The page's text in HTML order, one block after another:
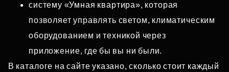
систему «Умная квартира», которая
позволяет управлять светом, климатическим
оборудованием и техникой через
приложение, где бы вы ни были.
В каталоге на сайте указано, сколько стоит каждый